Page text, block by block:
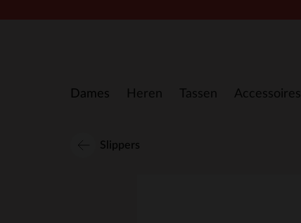
Dames Heren Tassen Accessoires
Slippers